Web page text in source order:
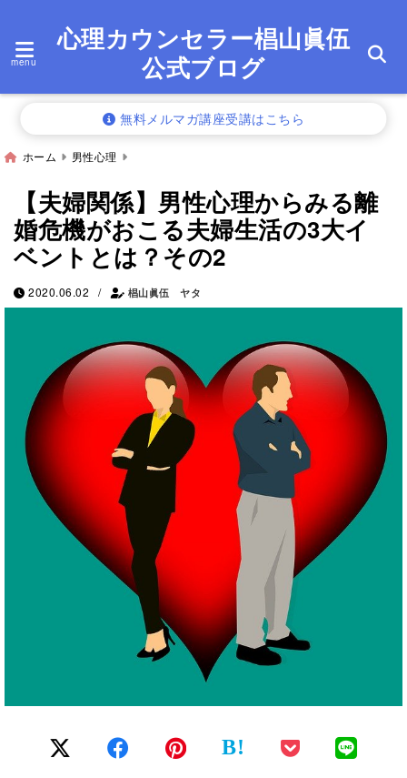
menu
心理カウンセラー椙山眞伍
公式ブログ
無料メルマガ講座受講はこちら
ホーム 男性心理
【夫婦関係】男性心理からみる離
婚危機がおこる夫婦生活の3大イ
ベントとは？その2
2020.06.02 / 椙山眞伍 ヤタ
B!